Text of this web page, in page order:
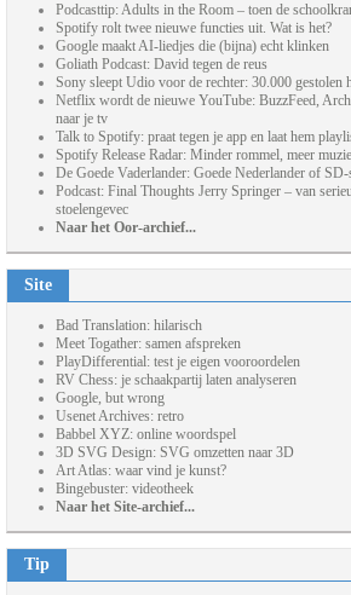
Podcasttip: Adults in the Room – toen de
Spotify rolt twee nieuwe functies uit. Wat is het?
Google maakt AI-liedjes die (bijna) echt klinken
Goliath Podcast: David tegen de reus
Sony sleept Udio voor de rechter: 30.000 gestolen
Netflix wordt de nieuwe YouTube: BuzzFeed,
naar je tv
Talk to Spotify: praat tegen je app en laat hem
Spotify Release Radar: Minder rommel, meer
De Goede Vaderlander: Goede Nederlander of
Podcast: Final Thoughts Jerry Springer – van
stoelengevec
Naar het Oor-archief...
Site
Bad Translation: hilarisch
Meet Togather: samen afspreken
PlayDifferential: test je eigen vooroordelen
RV Chess: je schaakpartij laten analyseren
Google, but wrong
Usenet Archives: retro
Babbel XYZ: online woordspel
3D SVG Design: SVG omzetten naar 3D
Art Atlas: waar vind je kunst?
Bingebuster: videotheek
Naar het Site-archief...
Tip